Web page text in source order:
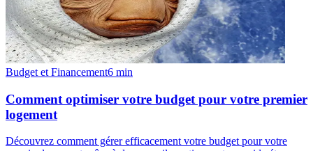
Budget et Financement6 min
Comment optimiser votre budget pour votre premier
logement
Découvrez comment gérer efficacement votre budget pour votre